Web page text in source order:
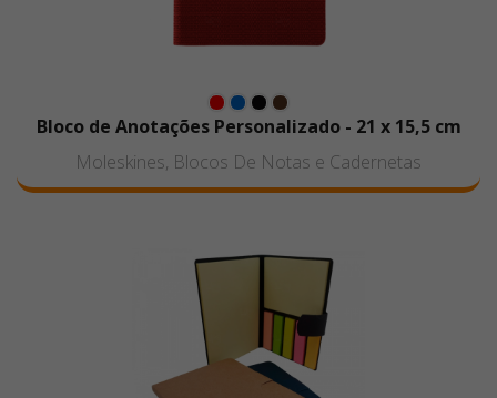
Bloco de Anotações Personalizado - 21 x 15,5 cm
Moleskines, Blocos De Notas e Cadernetas